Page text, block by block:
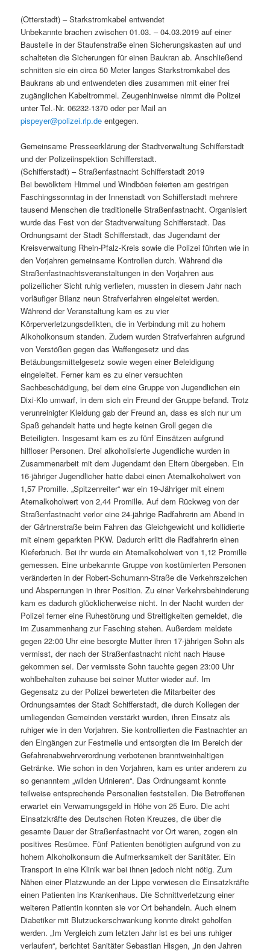
(Otterstadt) – Starkstromkabel entwendet
Unbekannte brachen zwischen 01.03. – 04.03.2019 auf einer
Baustelle in der Staufenstraße einen Sicherungskasten auf und
schalteten die Sicherungen für einen Baukran ab. Anschließend
schnitten sie ein circa 50 Meter langes Starkstromkabel des
Baukrans ab und entwendeten dies zusammen mit einer frei
zugänglichen Kabeltrommel. Zeugenhinweise nimmt die Polizei
unter Tel.-Nr. 06232-1370 oder per Mail an
pispeyer@polizei.rlp.de entgegen.
Gemeinsame Presseerklärung der Stadtverwaltung Schifferstadt
und der Polizeiinspektion Schifferstadt.
(Schifferstadt) – Straßenfastnacht Schifferstadt 2019
Bei bewölktem Himmel und Windböen feierten am gestrigen
Faschingssonntag in der Innenstadt von Schifferstadt mehrere
tausend Menschen die traditionelle Straßenfastnacht. Organisiert
wurde das Fest von der Stadtverwaltung Schifferstadt. Das
Ordnungsamt der Stadt Schifferstadt, das Jugendamt der
Kreisverwaltung Rhein-Pfalz-Kreis sowie die Polizei führten wie in
den Vorjahren gemeinsame Kontrollen durch. Während die
Straßenfastnachtsveranstaltungen in den Vorjahren aus
polizeilicher Sicht ruhig verliefen, mussten in diesem Jahr nach
vorläufiger Bilanz neun Strafverfahren eingeleitet werden.
Während der Veranstaltung kam es zu vier
Körperverletzungsdelikten, die in Verbindung mit zu hohem
Alkoholkonsum standen. Zudem wurden Strafverfahren aufgrund
von Verstößen gegen das Waffengesetz und das
Betäubungsmittelgesetz sowie wegen einer Beleidigung
eingeleitet. Ferner kam es zu einer versuchten
Sachbeschädigung, bei dem eine Gruppe von Jugendlichen ein
Dixi-Klo umwarf, in dem sich ein Freund der Gruppe befand. Trotz
verunreinigter Kleidung gab der Freund an, dass es sich nur um
Spaß gehandelt hatte und hegte keinen Groll gegen die
Beteiligten. Insgesamt kam es zu fünf Einsätzen aufgrund
hilfloser Personen. Drei alkoholisierte Jugendliche wurden in
Zusammenarbeit mit dem Jugendamt den Eltern übergeben. Ein
16-jähriger Jugendlicher hatte dabei einen Atemalkoholwert von
1,57 Promille. „Spitzenreiter“ war ein 19-Jähriger mit einem
Atemalkoholwert von 2,44 Promille. Auf dem Rückweg von der
Straßenfastnacht verlor eine 24-jährige Radfahrerin am Abend in
der Gärtnerstraße beim Fahren das Gleichgewicht und kollidierte
mit einem geparkten PKW. Dadurch erlitt die Radfahrerin einen
Kieferbruch. Bei ihr wurde ein Atemalkoholwert von 1,12 Promille
gemessen. Eine unbekannte Gruppe von kostümierten Personen
veränderten in der Robert-Schumann-Straße die Verkehrszeichen
und Absperrungen in ihrer Position. Zu einer Verkehrsbehinderung
kam es dadurch glücklicherweise nicht. In der Nacht wurden der
Polizei ferner eine Ruhestörung und Streitigkeiten gemeldet, die
im Zusammenhang zur Fasching stehen. Außerdem meldete
gegen 22:00 Uhr eine besorgte Mutter ihren 17-jährigen Sohn als
vermisst, der nach der Straßenfastnacht nicht nach Hause
gekommen sei. Der vermisste Sohn tauchte gegen 23:00 Uhr
wohlbehalten zuhause bei seiner Mutter wieder auf. Im
Gegensatz zu der Polizei bewerteten die Mitarbeiter des
Ordnungsamtes der Stadt Schifferstadt, die durch Kollegen der
umliegenden Gemeinden verstärkt wurden, ihren Einsatz als
ruhiger wie in den Vorjahren. Sie kontrollierten die Fastnachter an
den Eingängen zur Festmeile und entsorgten die im Bereich der
Gefahrenabwehrverordnung verbotenen branntweinhaltigen
Getränke. Wie schon in den Vorjahren, kam es unter anderem zu
so genanntem „wilden Urinieren“. Das Ordnungsamt konnte
teilweise entsprechende Personalien feststellen. Die Betroffenen
erwartet ein Verwarnungsgeld in Höhe von 25 Euro. Die acht
Einsatzkräfte des Deutschen Roten Kreuzes, die über die
gesamte Dauer der Straßenfastnacht vor Ort waren, zogen ein
positives Resümee. Fünf Patienten benötigten aufgrund von zu
hohem Alkoholkonsum die Aufmerksamkeit der Sanitäter. Ein
Transport in eine Klinik war bei ihnen jedoch nicht nötig. Zum
Nähen einer Platzwunde an der Lippe verwiesen die Einsatzkräfte
einen Patienten ins Krankenhaus. Die Schnittverletzung einer
weiteren Patientin konnten sie vor Ort behandeln. Auch einem
Diabetiker mit Blutzuckerschwankung konnte direkt geholfen
werden. „Im Vergleich zum letzten Jahr ist es bei uns ruhiger
verlaufen“, berichtet Sanitäter Sebastian Hisgen, „in den Jahren